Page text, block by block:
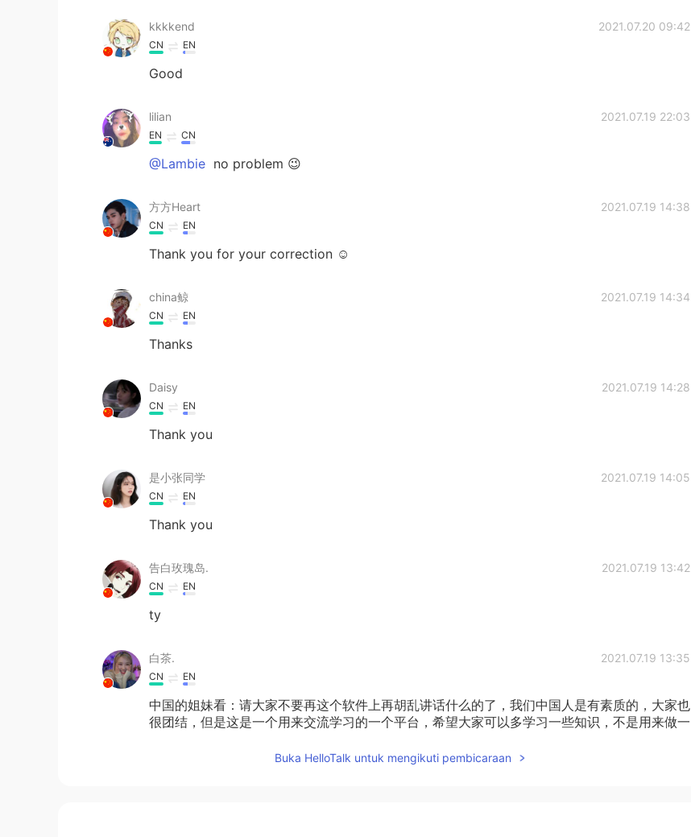
kkkkend 2021.07.20 09:42
CN EN
Good
lilian 2021.07.19 22:03
EN CN
@Lambie no problem 😉
方方Heart 2021.07.19 14:38
CN EN
Thank you for your correction ☺
china鲸 2021.07.19 14:34
CN EN
Thanks
Daisy 2021.07.19 14:28
CN EN
Thank you
是小张同学 2021.07.19 14:05
CN EN
Thank you
告白玫瑰岛. 2021.07.19 13:42
CN EN
ty
白茶. 2021.07.19 13:35
CN EN
中国的姐妹看：请大家不要再这个软件上再胡乱讲话什么的了，我们中国人是有素质的，大家也
很团结，但是这是一个用来交流学习的一个平台，希望大家可以多学习一些知识，不是用来做一
要骂人，这个不是处对象的应用，是用来学习的，不能把这种形象呈现给外国人吧，他们又会怎
Buka HelloTalk untuk mengikuti pembicaraan